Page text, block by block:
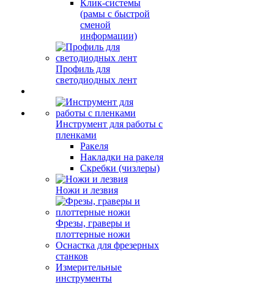
Клик-системы
(рамы с быстрой
сменой
информации)
Профиль для
светодиодных лент
Инструмент для работы с
пленками
Ракеля
Накладки на ракеля
Скребки (чизлеры)
Ножи и лезвия
Фрезы, граверы и
плоттерные ножи
Оснастка для фрезерных
станков
Измерительные
инструменты